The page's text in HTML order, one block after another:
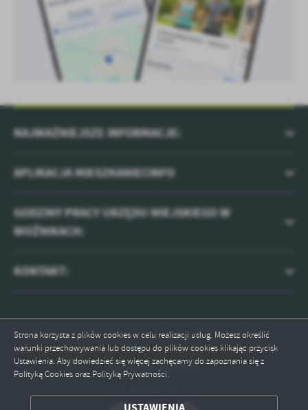
Strona korzysta z plików cookies w celu realizacji usług. Możesz określić
warunki przechowywania lub dostępu do plików cookies klikając przycisk
Ustawienia. Aby dowiedzieć się więcej zachęcamy do zapoznania się z
Polityką Cookies oraz Polityką Prywatności.
ZAPISZ WYBRANE
NAJWAŻNIEJSZE INFORMACJE:
APLIKACJA MIESZKANIECINFO
GODZINY PRACY URZĘDU MIEJSKIEGO W
WOŹNIKACH:
KONTAKT:
Odwiedzin: 2046813